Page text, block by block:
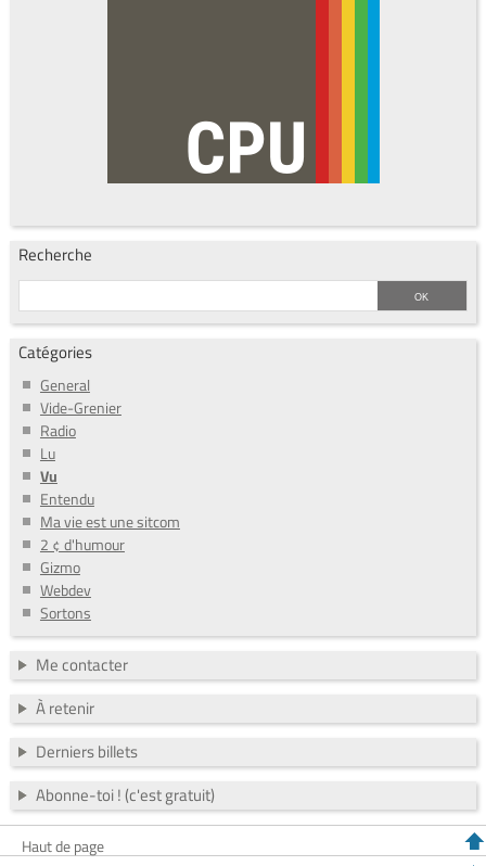
Recherche
Catégories
General
Vide-Grenier
Radio
Lu
Vu
Entendu
Ma vie est une sitcom
2 ¢ d'humour
Gizmo
Webdev
Sortons
Me contacter
À retenir
Derniers billets
Abonne-toi ! (c'est gratuit)
Haut de page